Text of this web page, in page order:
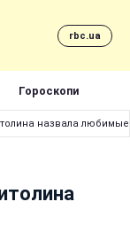
rbc.ua
Гороскопи
назвала